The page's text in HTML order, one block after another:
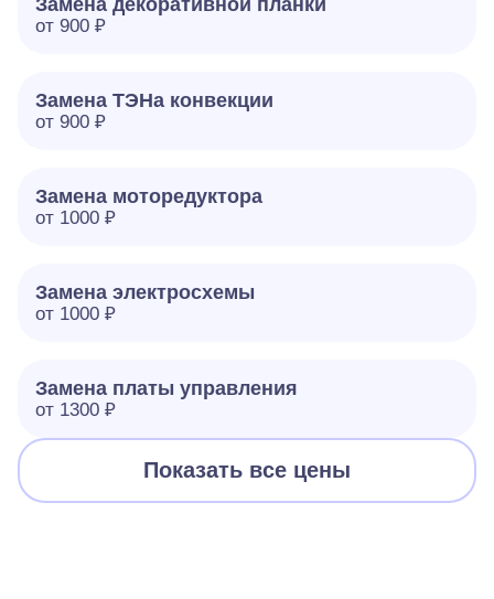
Замена декоративной планки
от 900 ₽
Замена ТЭНа конвекции
от 900 ₽
Замена моторедуктора
от 1000 ₽
Замена электросхемы
от 1000 ₽
Замена платы управления
от 1300 ₽
Показать все цены